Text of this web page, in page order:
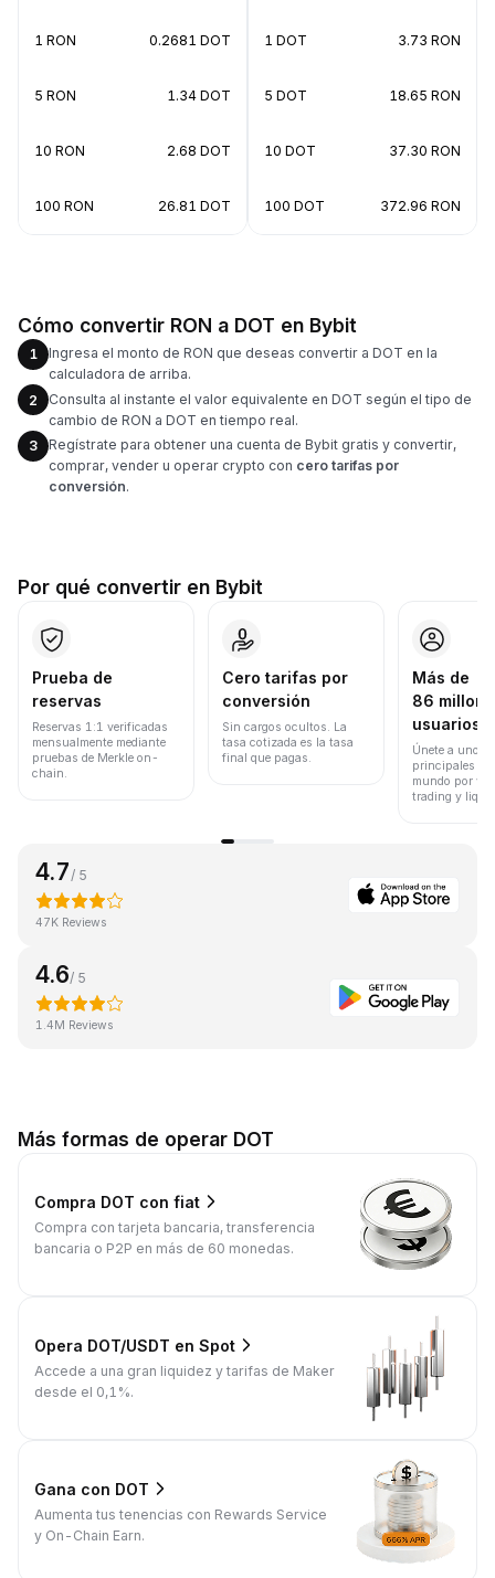
1 RON 0.2681 DOT
5 RON 1.34 DOT
10 RON 2.68 DOT
100 RON 26.81 DOT
1 DOT 3.73 RON
5 DOT 18.65 RON
10 DOT 37.30 RON
100 DOT 372.96 RON
Cómo convertir RON a DOT en Bybit
1
Ingresa el monto de RON que deseas convertir a DOT en la
calculadora de arriba.
2
Consulta al instante el valor equivalente en DOT según el tipo de
cambio de RON a DOT en tiempo real.
3
Regístrate para obtener una cuenta de Bybit gratis y convertir,
comprar, vender u operar crypto con cero tarifas por
conversión.
Por qué convertir en Bybit
Prueba de
reservas
Reservas 1:1 verificadas
mensualmente mediante
pruebas de Merkle on-
chain.
Cero tarifas por
conversión
Sin cargos ocultos. La
tasa cotizada es la tasa
final que pagas.
Más de
86
usuarios
Únete a uno
principales
mundo por
trading y
4.7/ 5
47K Reviews
4.6/ 5
1.4M Reviews
Más formas de operar DOT
Compra DOT con fiat
Compra con tarjeta bancaria, transferencia
bancaria o P2P en más de 60 monedas.
Opera DOT/USDT en Spot
Accede a una gran liquidez y tarifas de Maker
desde el 0,1%.
Gana con DOT
Aumenta tus tenencias con Rewards Service
y On-Chain Earn.